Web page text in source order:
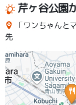
芹ヶ谷公園
「ワンちゃんと
先